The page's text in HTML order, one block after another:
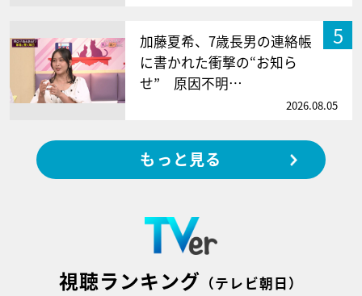
5
加藤夏希、7歳長男の連絡帳
に書かれた衝撃の“お知ら
せ” 原因不明…
2026.08.05
もっと見る
視聴ランキング （テレビ朝日）